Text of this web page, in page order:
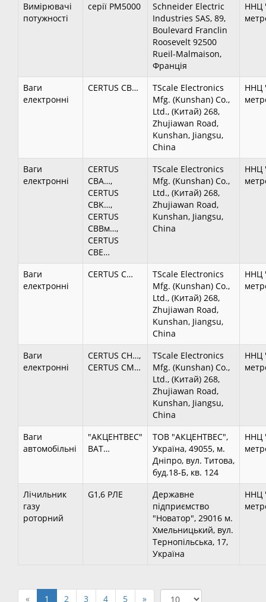
Вимірювачі
потужності
серії РМ5000
Schneider Electric
Industries SAS, 89,
Boulevard Franclin
Roosevelt 92500
Rueil-Malmaison,
Франція
ННЦ
Ваги
електронні
CERTUS CB…
TScale Electronics
Mfg. (Kunshan) Co.,
Ltd., (Китай) 268,
Zhujiawan Road,
Kunshan, Jiangsu,
China
ННЦ
Ваги
електронні
CERTUS
CBA…,
CERTUS
CBK…,
CERTUS
CBBм…,
CERTUS
CBE…
TScale Electronics
Mfg. (Kunshan) Co.,
Ltd., (Китай) 268,
Zhujiawan Road,
Kunshan, Jiangsu,
China
ННЦ
Ваги
електронні
CERTUS C…
TScale Electronics
Mfg. (Kunshan) Co.,
Ltd., (Китай) 268,
Zhujiawan Road,
Kunshan, Jiangsu,
China
ННЦ
Ваги
електронні
CERTUS CH…,
CERTUS CM…
TScale Electronics
Mfg. (Kunshan) Co.,
Ltd., (Китай) 268,
Zhujiawan Road,
Kunshan, Jiangsu,
China
ННЦ
Ваги
автомобільні
"АКЦЕНТВЕС"
ВАТ…
ТОВ "АКЦЕНТВЕС",
Україна, 49055, м.
Дніпро, вул. Титова,
буд.18-Б, кв. 124
ННЦ
Лічильник
газу
роторний
G1,6 РЛЕ
Державне
підприємство
"Новатор", 29016 м.
Хмельницький, вул.
Тернопільська, 17,
Україна
ННЦ
« 1 2 3 4 5 »